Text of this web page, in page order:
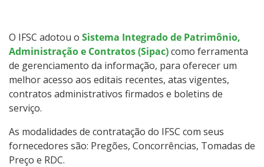
Licitações
Acesso à Informação
Ouvidoria
Editais
O IFSC adotou o Sistema Integrado de Patrimônio,
Administração e Contratos (Sipac)como ferramenta
de gerenciamento da informação, para oferecer um
melhor acesso aos editais recentes, atas vigentes,
contratos administrativos firmados e boletins de
serviço.
As modalidades de contratação do IFSC com seus
fornecedores são: Pregões, Concorrências, Tomadas de
Preço e RDC.